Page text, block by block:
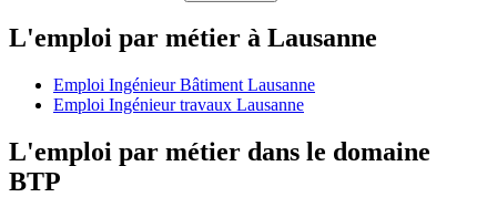
L'emploi par métier à Lausanne
Emploi Ingénieur Bâtiment Lausanne
Emploi Ingénieur travaux Lausanne
L'emploi par métier dans le domaine
BTP